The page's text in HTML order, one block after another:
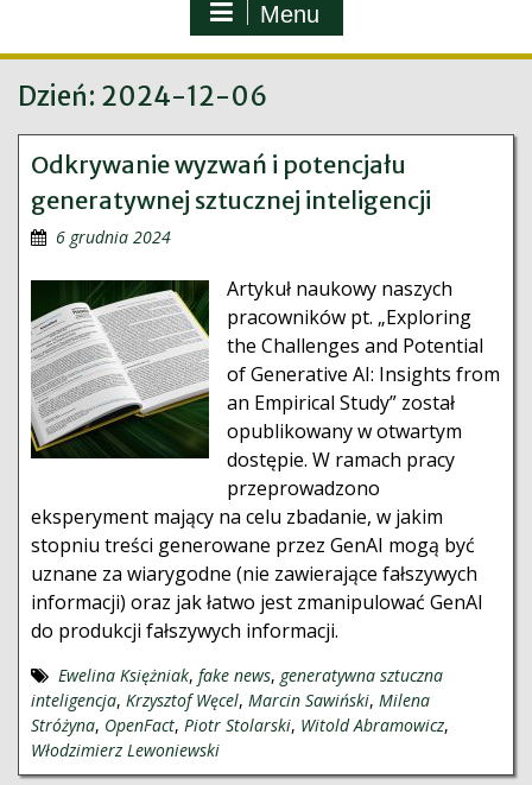
Menu
Dzień: 2024-12-06
Odkrywanie wyzwań i potencjału
generatywnej sztucznej inteligencji
6 grudnia 2024
Artykuł naukowy naszych
pracowników pt. „Exploring
the Challenges and Potential
of Generative AI: Insights from
an Empirical Study” został
opublikowany w otwartym
dostępie. W ramach pracy
przeprowadzono
eksperyment mający na celu zbadanie, w jakim
stopniu treści generowane przez GenAI mogą być
uznane za wiarygodne (nie zawierające fałszywych
informacji) oraz jak łatwo jest zmanipulować GenAI
do produkcji fałszywych informacji.
Ewelina Księżniak, fake news, generatywna sztuczna
inteligencja, Krzysztof Węcel, Marcin Sawiński, Milena
Stróżyna, OpenFact, Piotr Stolarski, Witold Abramowicz,
Włodzimierz Lewoniewski